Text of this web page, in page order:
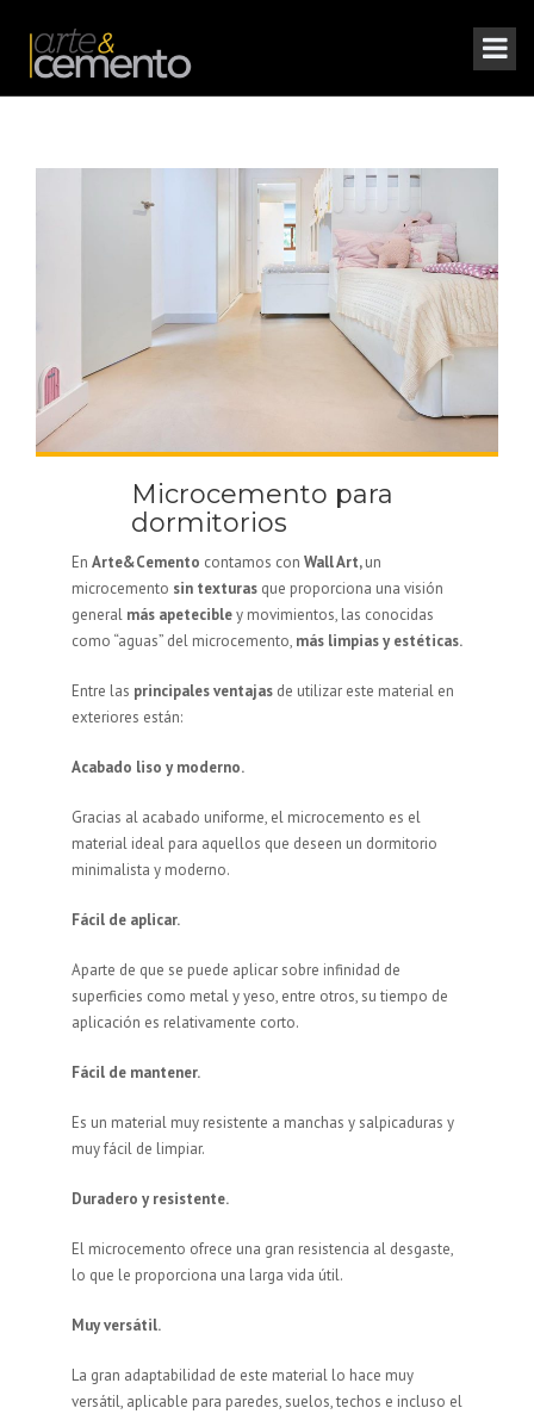
Microcemento para
dormitorios
En Arte&Cemento contamos con Wall Art,un
microcemento sin texturas que proporciona una visión
general más apetecibley movimientos, las conocidas
como “aguas” del microcemento, más limpias y estéticas.
Entre las principales ventajas de utilizar este material en
exteriores están:
Acabado liso y moderno.
Gracias al acabado uniforme, el microcemento es el
material ideal para aquellos que deseen un dormitorio
minimalista y moderno.
Fácil de aplicar.
Aparte de que se puede aplicar sobre infinidad de
superficies como metal y yeso, entre otros, su tiempo de
aplicación es relativamente corto.
Fácil de mantener.
Es un material muy resistente a manchas y salpicaduras y
muy fácil de limpiar.
Duradero y resistente.
El microcemento ofrece una gran resistencia al desgaste,
lo que le proporciona una larga vida útil.
Muy versátil.
La gran adaptabilidad de este material lo hace muy
versátil, aplicable para paredes, suelos, techos e incluso el